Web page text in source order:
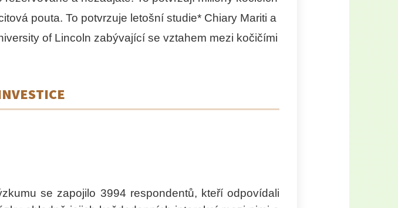
pouta. To potvrzuje letošní studie* Chiary Mariti a
of Lincoln zabývající se vztahem mezi kočičími
se zapojilo 3994 respondentů, kteří odpovídali
– KOMPLETNÍ BEZOBILNÉ KRMIVO PRO